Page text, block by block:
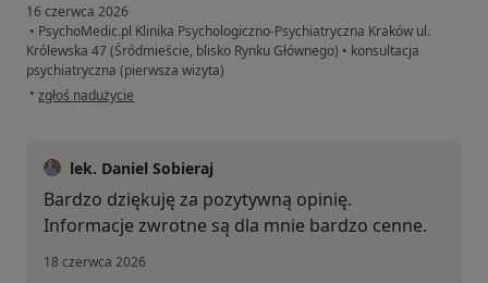
16 czerwca 2026
• PsychoMedic.pl Klinika Psychologiczno-Psychiatryczna Kraków ul.
Królewska 47 (Śródmieście, blisko Rynku Głównego) • konsultacja
psychiatryczna (pierwsza wizyta)
• w opinii użytkownika TK
zgłoś nadużycie
lek. Daniel Sobieraj
Bardzo dziękuję za pozytywną opinię.
Informacje zwrotne są dla mnie bardzo cenne.
18 czerwca 2026